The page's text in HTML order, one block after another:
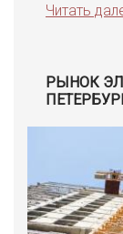
Читать
РЫНОК